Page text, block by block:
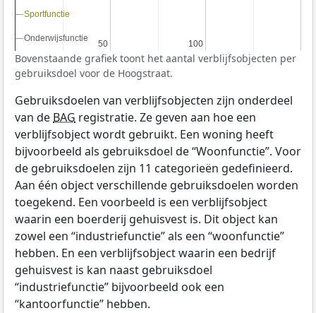
50
50 100
100
Sportfunctie
Sportfunctie
Onderwijsfunctie
Onderwijsfunctie
Bovenstaande grafiek toont het aantal verblijfsobjecten per
gebruiksdoel voor de Hoogstraat.
Gebruiksdoelen van verblijfsobjecten zijn onderdeel
van deBAG registratie. Ze geven aan hoe een
verblijfsobject wordt gebruikt. Een woning heeft
bijvoorbeeld als gebruiksdoel de “Woonfunctie”. Voor
de gebruiksdoelen zijn 11 categorieën gedefinieerd.
Aan één object verschillende gebruiksdoelen worden
toegekend. Een voorbeeld is een verblijfsobject
waarin een boerderij gehuisvest is. Dit object kan
zowel een “industriefunctie” als een “woonfunctie”
hebben. En een verblijfsobject waarin een bedrijf
gehuisvest is kan naast gebruiksdoel
“industriefunctie” bijvoorbeeld ook een
“kantoorfunctie” hebben.